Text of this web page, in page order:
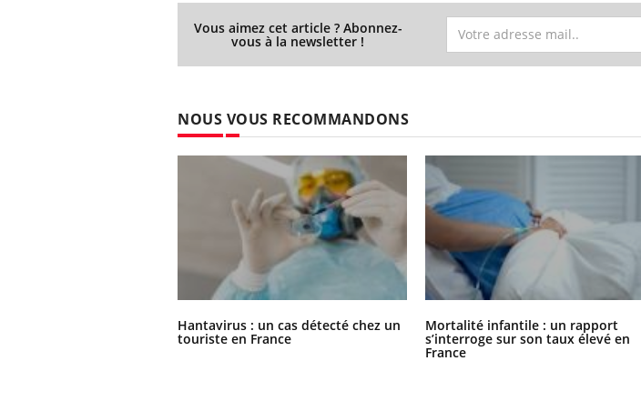
Vous aimez cet article ? Abonnez-
vous à la newsletter !
NOUS VOUS RECOMMANDONS
Hantavirus : un cas détecté chez un
touriste en France
Mortalité infantile : un rapport
s’interroge sur son taux élevé en
France